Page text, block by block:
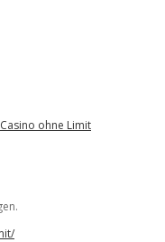
Casino ohne Limit